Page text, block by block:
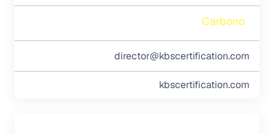
Carbono
director@kbscertification.com
kbscertification.com